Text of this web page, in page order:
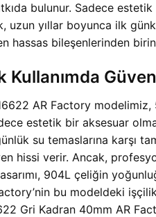
bulunur. Sadece
yıllar boyunca ilk
hassas bileşenlerinden
Güven
AR Factory
estetik bir aksesuar
su temaslarına karşı
verir. Ancak,
904L çeliğin
bu modeldeki
Gri Kadran 40mm AR